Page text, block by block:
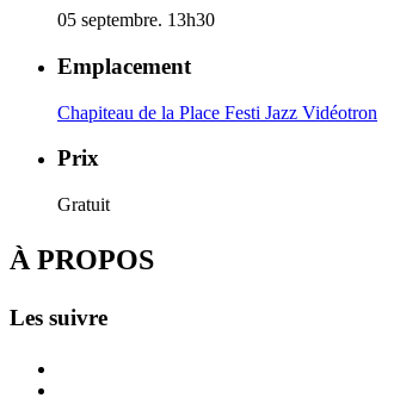
05 septembre. 13h30
Emplacement
Chapiteau de la Place Festi Jazz Vidéotron
Prix
Gratuit
À PROPOS
Les suivre